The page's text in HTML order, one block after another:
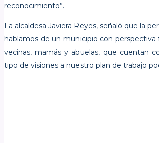
reconocimiento”.
La alcaldesa Javiera Reyes, señaló que la
hablamos de un municipio con
vecinas, mamás y abuelas, que cuentan
tipo de visiones a nuestro plan de trabajo